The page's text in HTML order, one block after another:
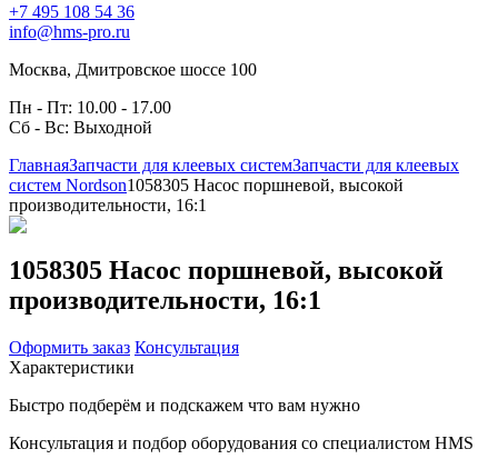
+7 495 108 54 36
info@hms-pro.ru
Москва, Дмитровское шоссе 100
Пн - Пт: 10.00 - 17.00
Сб - Вс: Выходной
ГлавнаяЗапчасти для клеевых системЗапчасти для клеевых
систем Nordson1058305 Насос поршневой, высокой
производительности, 16:1
1058305 Насос поршневой, высокой
производительности, 16:1
Оформить заказ Консультация
Характеристики
Быстро подберём и подскажем что вам нужно
Консультация и подбор оборудования со специалистом HMS